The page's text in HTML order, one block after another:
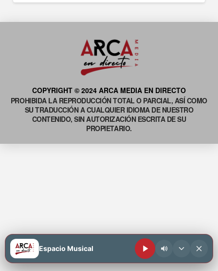
COPYRIGHT © 2024 ARCA MEDIA EN DIRECTO
PROHIBIDA LA REPRODUCCIÓN TOTAL O PARCIAL, ASÍ COMO
SU TRADUCCIÓN A CUALQUIER IDIOMA DE NUESTRO
CONTENIDO, SIN AUTORIZACIÓN ESCRITA DE SU
PROPIETARIO.
Espacio Musical